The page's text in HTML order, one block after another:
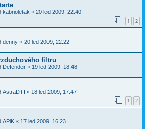
kabrioletak « 20 led 2009, 22:40
1 2
denny « 20 led 2009, 22:22
filtru
Defender « 19 led 2009, 18:48
AstraDTI « 18 led 2009, 17:47
1 2
APiK « 17 led 2009, 16:23